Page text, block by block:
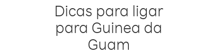
Dicas para ligar
para Guinea da
Guam